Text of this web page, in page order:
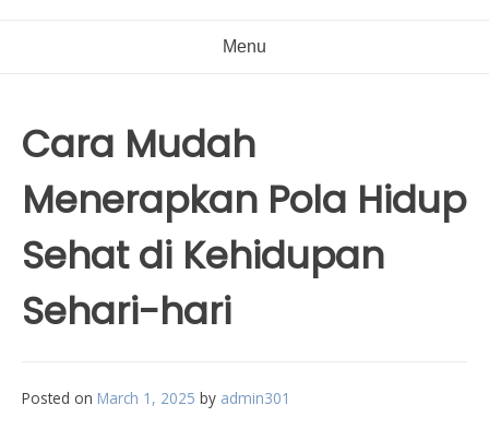
Menu
Cara Mudah
Menerapkan Pola Hidup
Sehat di Kehidupan
Sehari-hari
Posted on March 1, 2025 by admin301